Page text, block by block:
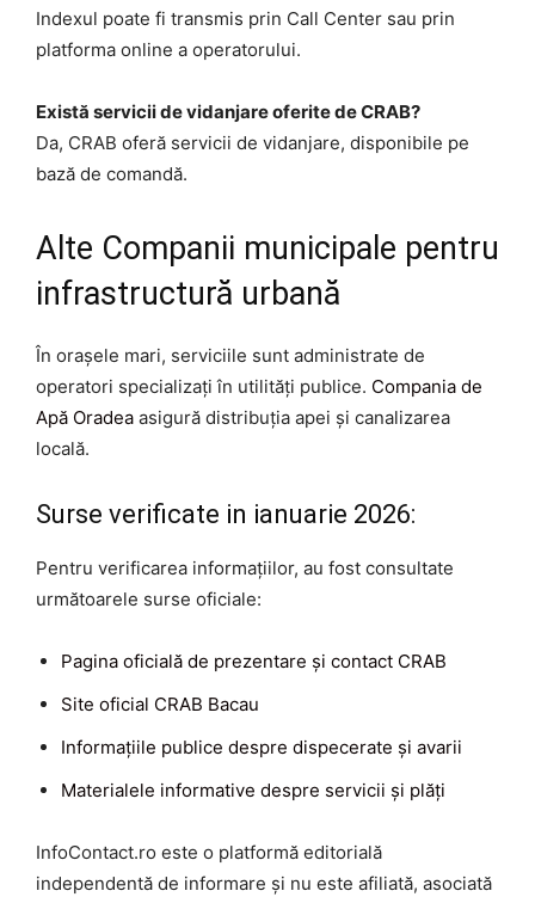
Indexul poate fi transmis prin Call Center sau prin
platforma online a operatorului.
Există servicii de vidanjare oferite de CRAB?
Da, CRAB oferă servicii de vidanjare, disponibile pe
bază de comandă.
Alte Companii municipale pentru
infrastructură urbană
În orașele mari, serviciile sunt administrate de
operatori specializați în utilități publice. Compania de
Apă Oradea asigură distribuția apei și canalizarea
locală.
Surse verificate in ianuarie 2026:
Pentru verificarea informațiilor, au fost consultate
următoarele surse oficiale:
Pagina oficială de prezentare și contact CRAB
Site oficial CRAB Bacau
Informațiile publice despre dispecerate și avarii
Materialele informative despre servicii și plăți
InfoContact.ro este o platformă editorială
independentă de informare și nu este afiliată, asociată